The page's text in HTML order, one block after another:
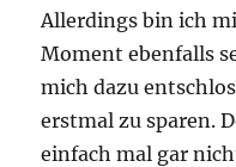
Allerdings bin ich
Moment ebenfalls
mich dazu
erstmal zu sparen.
einfach mal gar